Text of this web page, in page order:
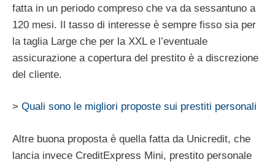
fatta in un periodo compreso che va da sessantuno a
120 mesi. Il tasso di interesse è sempre fisso sia per
la taglia Large che per la XXL e l’eventuale
assicurazione a copertura del prestito è a discrezione
del cliente.
> Quali sono le migliori proposte sui prestiti personali
Altre buona proposta è quella fatta da Unicredit, che
lancia invece CreditExpress Mini, prestito personale